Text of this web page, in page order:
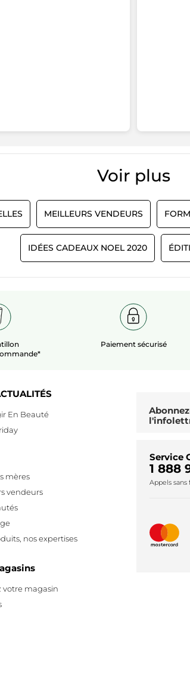
Voir plus​
MEILLEURS VENDEURS
IDÉES CADEAUX NOEL 2020
Paiement sécurisé
En Beauté
mères
vendeurs
nos expertises
votre magasin
Abonnez-vous à
Service
1 888
Appels sans